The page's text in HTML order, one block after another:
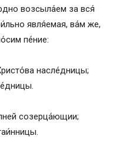
возсыла́ем за вся́
явля́емая, ва́м же,
пе́ние:
насле́дницы;
созерца́ющии;